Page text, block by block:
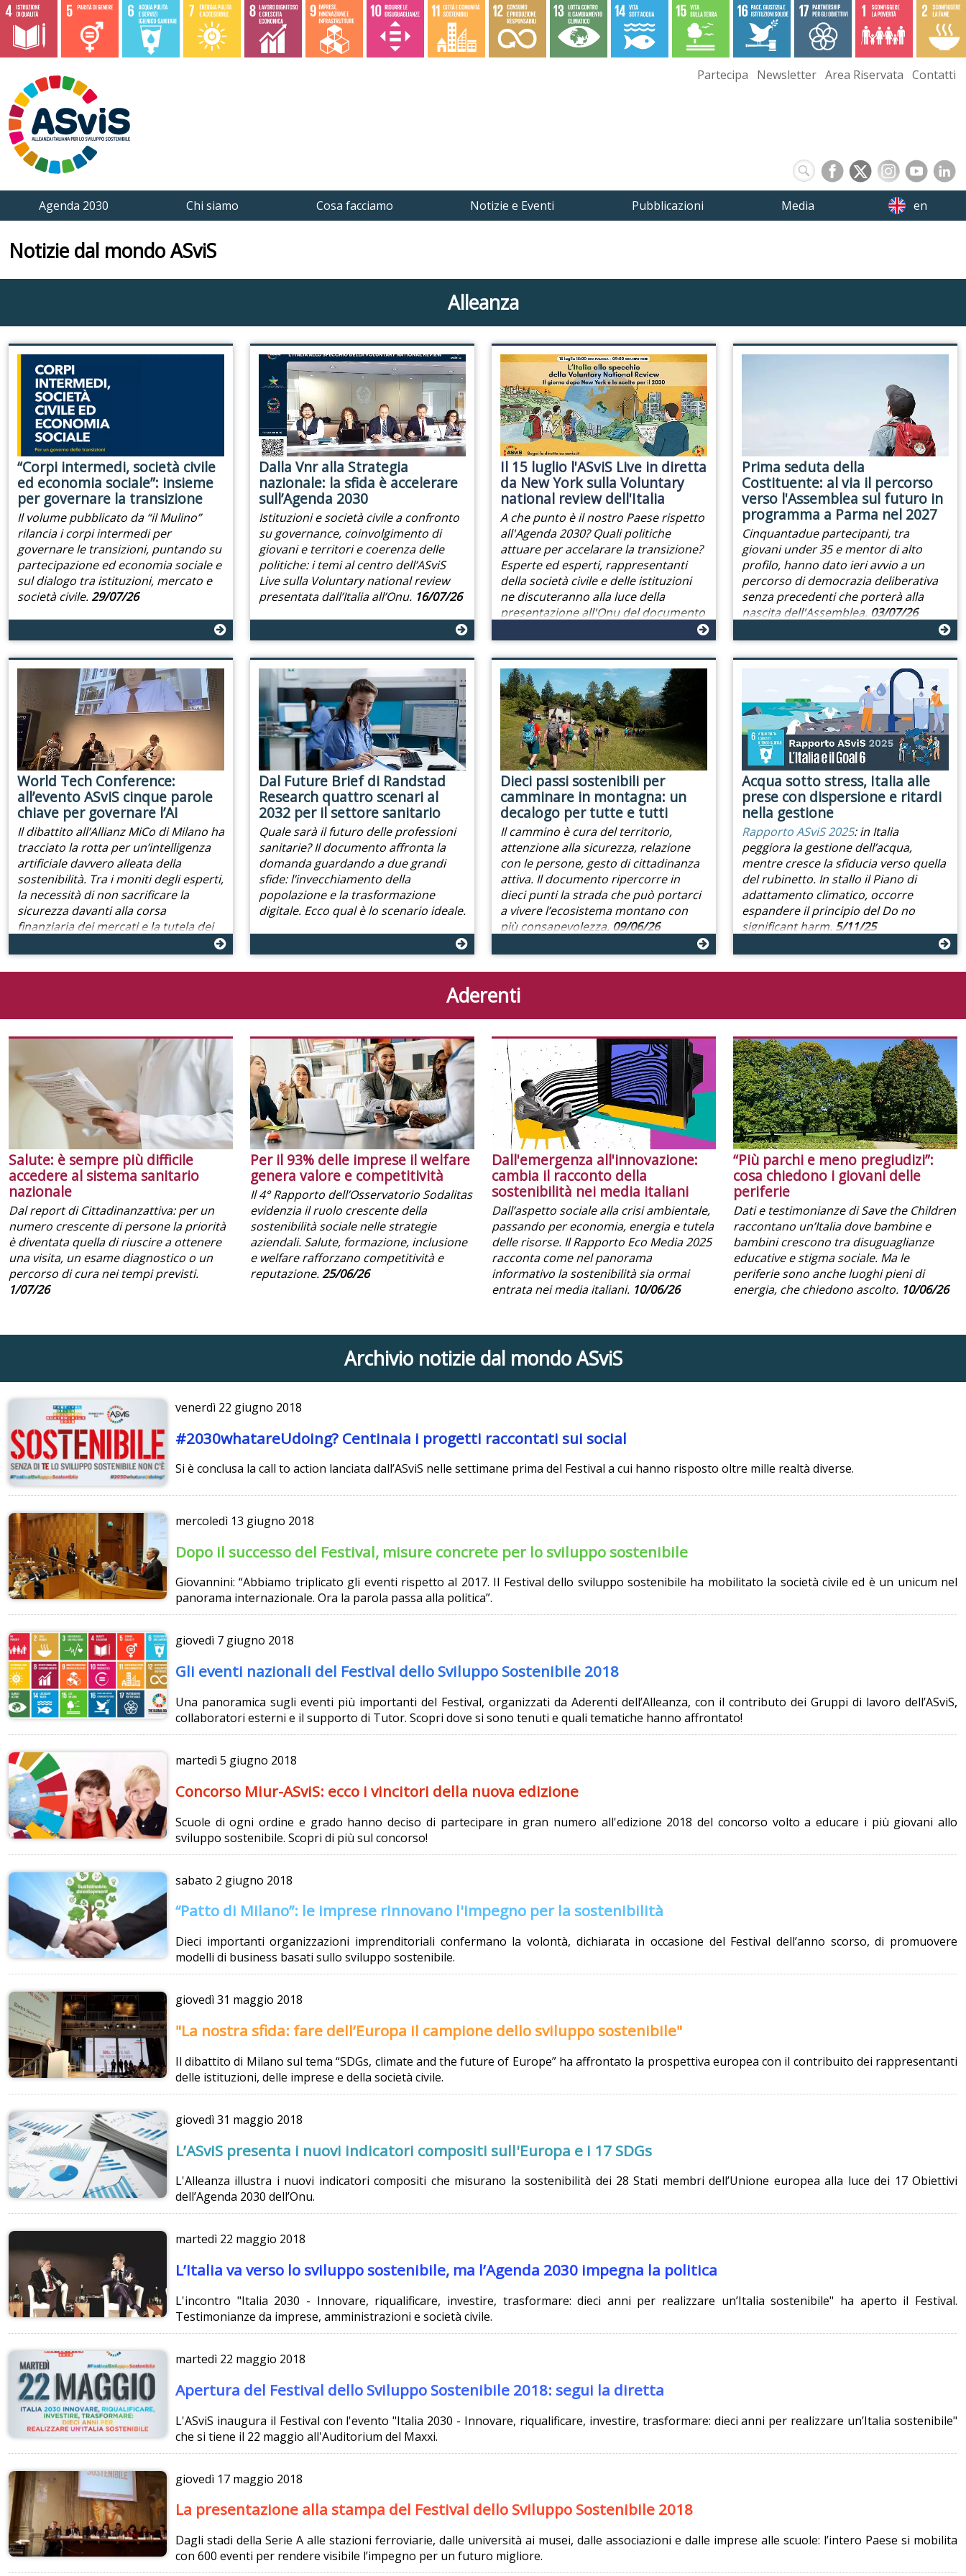
Partecipa Newsletter Area Riservata Contatti
Agenda 2030 Chi siamo Cosa facciamo Notizie e Eventi Pubblicazioni Media en
Notizie dal mondo ASviS
Alleanza
“Corpi intermedi, società civile
ed economia sociale”: insieme
per governare la transizione
Il volume pubblicato da “il Mulino”
rilancia i corpi intermedi per
governare le transizioni, puntando su
partecipazione ed economia sociale e
sul dialogo tra istituzioni, mercato e
società civile.29/07/26
Dalla Vnr alla Strategia
nazionale: la sfida è accelerare
sull’Agenda 2030
Istituzioni e società civile a confronto
su governance, coinvolgimento di
giovani e territori e coerenza delle
politiche: i temi al centro dell’ASviS
Live sulla Voluntary national review
presentata dall’Italia all’Onu. 16/07/26
Il 15 luglio l'ASviS Live in diretta
da New York sulla Voluntary
national review dell'Italia
A che punto è il nostro Paese rispetto
all'Agenda 2030? Quali politiche
attuare per accelarare la transizione?
Esperte ed esperti, rappresentanti
della società civile e delle istituzioni
ne discuteranno alla luce della
presentazione all'Onu del documento
Prima seduta della
Costituente: al via il percorso
verso l'Assemblea sul futuro in
programma a Parma nel 2027
Cinquantadue partecipanti, tra
giovani under 35 e mentor di alto
profilo, hanno dato ieri avvio a un
percorso di democrazia deliberativa
senza precedenti che porterà alla
nascita dell'Assemblea. 03/07/26
World Tech Conference:
all’evento ASviS cinque parole
chiave per governare l’AI
Il dibattito all’Allianz MiCo di Milano ha
tracciato la rotta per un’intelligenza
artificiale davvero alleata della
sostenibilità. Tra i moniti degli esperti,
la necessità di non sacrificare la
sicurezza davanti alla corsa
finanziaria dei mercati e la tutela dei
Dal Future Brief di Randstad
Research quattro scenari al
2032 per il settore sanitario
Quale sarà il futuro delle professioni
sanitarie? Il documento affronta la
domanda guardando a due grandi
sfide: l’invecchiamento della
popolazione e la trasformazione
digitale. Ecco qual è lo scenario ideale.
Dieci passi sostenibili per
camminare in montagna: un
decalogo per tutte e tutti
Il cammino è cura del territorio,
attenzione alla sicurezza, relazione
con le persone, gesto di cittadinanza
attiva. Il documento ripercorre in
dieci punti la strada che può portarci
a vivere l’ecosistema montano con
più consapevolezza. 09/06/26
Acqua sotto stress, Italia alle
prese con dispersione e ritardi
nella gestione
Rapporto ASviS 2025: in Italia
peggiora la gestione dell’acqua,
mentre cresce la sfiducia verso quella
del rubinetto. In stallo il Piano di
adattamento climatico, occorre
espandere il principio del Do no
significant harm. 5/11/25
Aderenti
Salute: è sempre più difficile
accedere al sistema sanitario
nazionale
Dal report di Cittadinanzattiva: per un
numero crescente di persone la priorità
è diventata quella di riuscire a ottenere
una visita, un esame diagnostico o un
percorso di cura nei tempi previsti.
1/07/26
Per il 93% delle imprese il welfare
genera valore e competitività
Il 4° Rapporto dell’Osservatorio Sodalitas
evidenzia il ruolo crescente della
sostenibilità sociale nelle strategie
aziendali. Salute, formazione, inclusione
e welfare rafforzano competitività e
reputazione.25/06/26
Dall'emergenza all'innovazione:
cambia il racconto della
sostenibilità nei media italiani
Dall’aspetto sociale alla crisi ambientale,
passando per economia, energia e tutela
delle risorse. Il Rapporto Eco Media 2025
racconta come nel panorama
informativo la sostenibilità sia ormai
entrata nei media italiani. 10/06/26
“Più parchi e meno pregiudizi”:
cosa chiedono i giovani delle
periferie
Dati e testimonianze di Save the Children
raccontano un’Italia dove bambine e
bambini crescono tra disuguaglianze
educative e stigma sociale. Ma le
periferie sono anche luoghi pieni di
energia, che chiedono ascolto. 10/06/26
Archivio notizie dal mondo ASviS
venerdì 22 giugno 2018
#2030whatareUdoing? Centinaia i progetti raccontati sui social
Si è conclusa la call to action lanciata dall’ASviS nelle settimane prima del Festival a cui hanno risposto oltre mille realtà diverse.
mercoledì 13 giugno 2018
Dopo il successo del Festival, misure concrete per lo sviluppo sostenibile
Giovannini: “Abbiamo triplicato gli eventi rispetto al 2017. Il Festival dello sviluppo sostenibile ha mobilitato la società civile ed è un unicum nel
panorama internazionale. Ora la parola passa alla politica”.
giovedì 7 giugno 2018
Gli eventi nazionali del Festival dello Sviluppo Sostenibile 2018
Una panoramica sugli eventi più importanti del Festival, organizzati da Aderenti dell’Alleanza, con il contributo dei Gruppi di lavoro dell’ASviS,
collaboratori esterni e il supporto di Tutor. Scopri dove si sono tenuti e quali tematiche hanno affrontato!
martedì5 giugno 2018
Concorso Miur-ASviS: ecco i vincitori della nuova edizione
Scuole di ogni ordine e grado hanno deciso di partecipare in gran numero all'edizione 2018 del concorso volto a educare i più giovani allo
sviluppo sostenibile. Scopri di più sul concorso!
sabato 2 giugno 2018
“Patto di Milano”: le imprese rinnovano l'impegno per la sostenibilità
Dieci importanti organizzazioni imprenditoriali confermano la volontà, dichiarata in occasione del Festival dell’anno scorso, di promuovere
modelli di business basati sullo sviluppo sostenibile.
giovedì31 maggio 2018
"La nostra sfida: fare dell’Europa il campione dello sviluppo sostenibile"
Il dibattito di Milano sul tema “SDGs, climate and the future of Europe” ha affrontato la prospettiva europea con il contribuito dei rappresentanti
delle istituzioni, delle imprese e della società civile.
giovedì31 maggio 2018
L’ASviS presenta i nuovi indicatori compositi sull'Europa e i 17 SDGs
L'Alleanza illustra i nuovi indicatori compositi che misurano la sostenibilità dei 28 Stati membri dell’Unione europea alla luce dei 17 Obiettivi
dell’Agenda 2030 dell’Onu.
martedì 22 maggio 2018
L’Italia va verso lo sviluppo sostenibile, ma l’Agenda 2030 impegna la politica
L'incontro "Italia 2030 - Innovare, riqualificare, investire, trasformare: dieci anni per realizzare un’Italia sostenibile" ha aperto il Festival.
Testimonianze da imprese, amministrazioni e società civile.
martedì 22 maggio 2018
Apertura del Festival dello Sviluppo Sostenibile 2018: segui la diretta
L'ASviS inaugura il Festival con l'evento "Italia 2030 - Innovare, riqualificare, investire, trasformare: dieci anni per realizzare un’Italia sostenibile"
che si tiene il 22 maggio all'Auditorium del Maxxi.
giovedì 17 maggio 2018
La presentazione alla stampa del Festival dello Sviluppo Sostenibile 2018
Dagli stadi della Serie A alle stazioni ferroviarie, dalle università ai musei, dalle associazioni e dalle imprese alle scuole: l’intero Paese si mobilita
con 600 eventi per rendere visibile l’impegno per un futuro migliore.